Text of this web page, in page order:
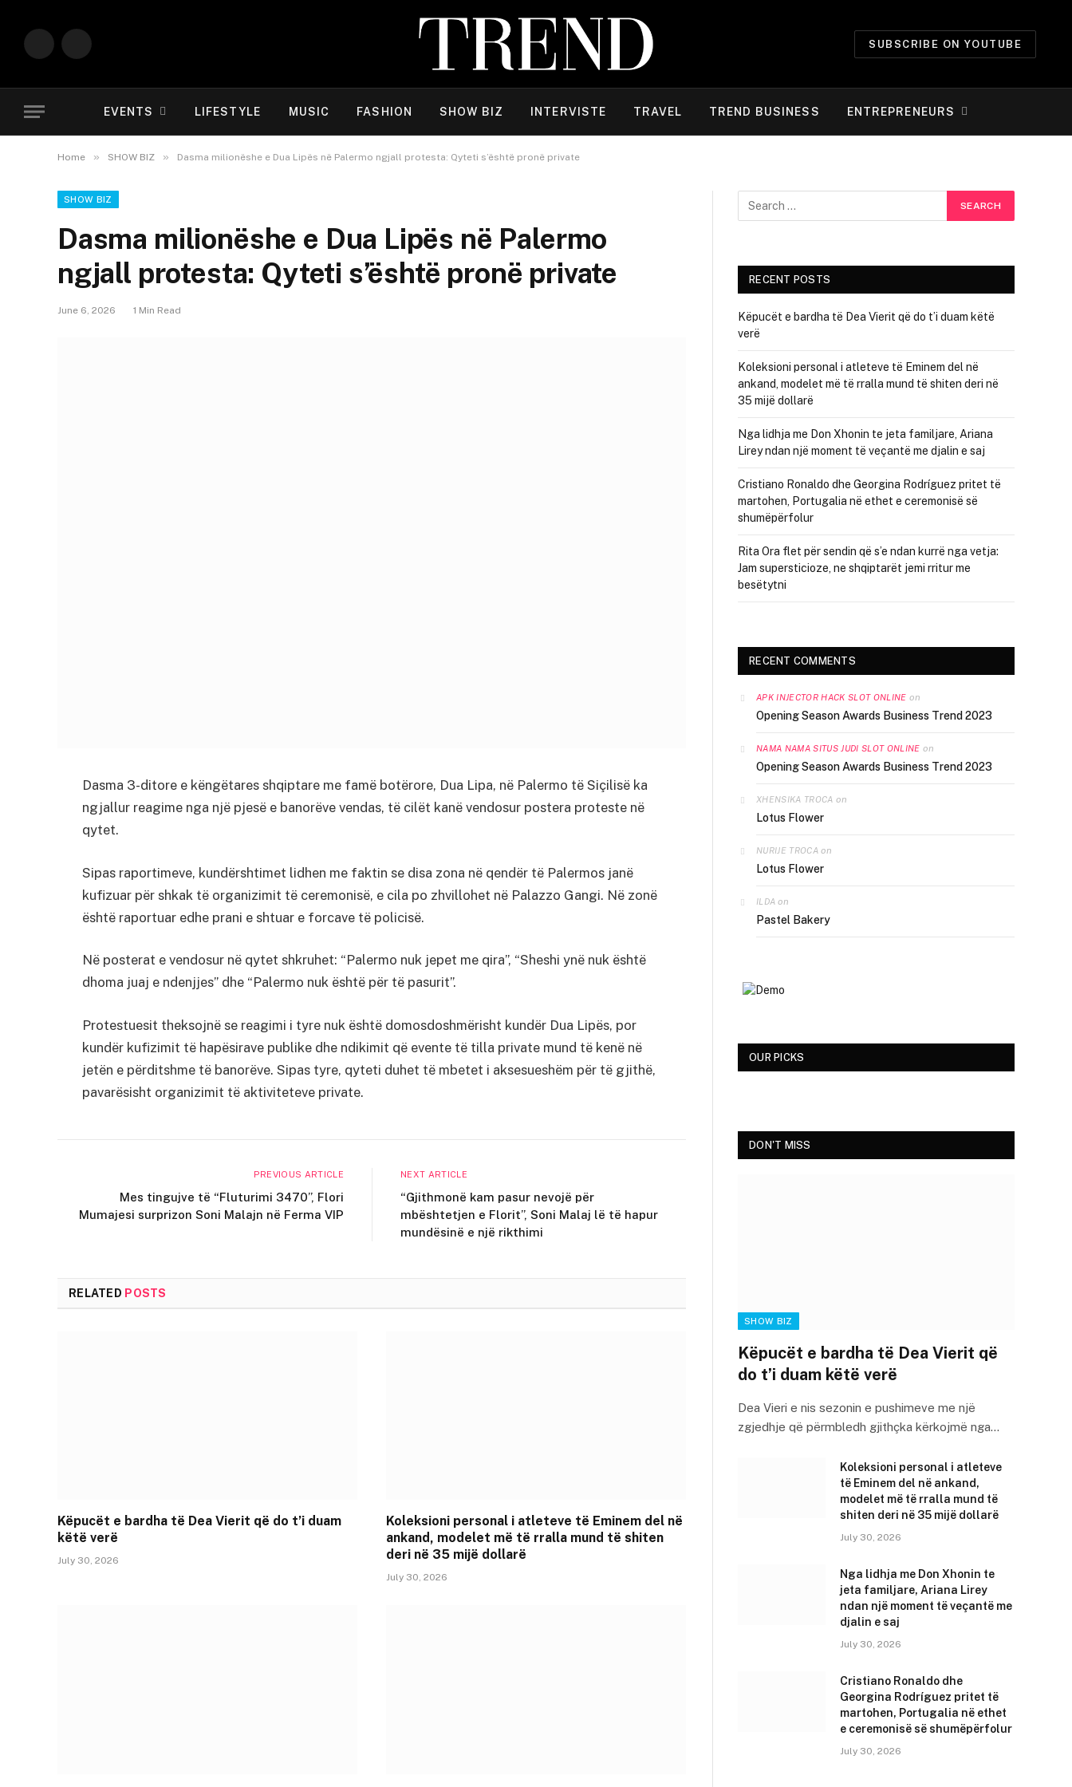
InstagramYouTube
SUBSCRIBE ON YOUTUBE
EVENTS LIFESTYLE MUSIC FASHION SHOW BIZ INTERVISTE TRAVEL TREND BUSINESS ENTREPRENEURS
Home » SHOW BIZ » Dasma milionëshe e Dua Lipës në Palermo ngjall protesta: Qyteti s’është pronë private
SHOW BIZ
Dasma milionëshe e Dua Lipës në Palermo
ngjall protesta: Qyteti s’është pronë private
June 6, 2026 1 Min Read
Dasma 3-ditore e këngëtares shqiptare me famë botërore, Dua Lipa, në Palermo të Siçilisë ka
ngjallur reagime nga një pjesë e banorëve vendas, të cilët kanë vendosur postera proteste në
qytet.
Sipas raportimeve, kundërshtimet lidhen me faktin se disa zona në qendër të Palermos janë
kufizuar për shkak të organizimit të ceremonisë, e cila po zhvillohet në Palazzo Gangi. Në zonë
është raportuar edhe prani e shtuar e forcave të policisë.
Në posterat e vendosur në qytet shkruhet: “Palermo nuk jepet me qira”, “Sheshi ynë nuk është
dhoma juaj e ndenjjes” dhe “Palermo nuk është për të pasurit”.
Protestuesit theksojnë se reagimi i tyre nuk është domosdoshmërisht kundër Dua Lipës, por
kundër kufizimit të hapësirave publike dhe ndikimit që evente të tilla private mund të kenë në
jetën e përditshme të banorëve. Sipas tyre, qyteti duhet të mbetet i aksesueshëm për të gjithë,
pavarësisht organizimit të aktiviteteve private.
PREVIOUS ARTICLE
Mes tingujve të “Fluturimi 3470”, Flori
Mumajesi surprizon Soni Malajn në Ferma VIP
NEXT ARTICLE
“Gjithmonë kam pasur nevojë për
mbështetjen e Florit”, Soni Malaj lë të hapur
mundësinë e një rikthimi
RELATED POSTS
Këpucët e bardha të Dea Vierit që do t’i duam
këtë verë
July 30, 2026
Koleksioni personal i atleteve të Eminem del në
ankand, modelet më të rralla mund të shiten
deri në 35 mijë dollarë
July 30, 2026
RECENT POSTS
Këpucët e bardha të Dea Vierit që do t’i duam këtë
verë
Koleksioni personal i atleteve të Eminem del në
ankand, modelet më të rralla mund të shiten deri në
35 mijë dollarë
Nga lidhja me Don Xhonin te jeta familjare, Ariana
Lirey ndan një moment të veçantë me djalin e saj
Cristiano Ronaldo dhe Georgina Rodríguez pritet të
martohen, Portugalia në ethet e ceremonisë së
shumëpërfolur
Rita Ora flet për sendin që s’e ndan kurrë nga vetja:
Jam supersticioze, ne shqiptarët jemi rritur me
besëtytni
RECENT COMMENTS
APK INJECTOR HACK SLOT ONLINE on
Opening Season Awards Business Trend 2023
NAMA NAMA SITUS JUDI SLOT ONLINE on
Opening Season Awards Business Trend 2023
XHENSIKA TROCA on
Lotus Flower
NURIJE TROCAon
Lotus Flower
ILDA on
Pastel Bakery
OUR PICKS
DON'T MISS
SHOW BIZ
Këpucët e bardha të Dea Vierit që
do t’i duam këtë verë
Dea Vieri e nis sezonin e pushimeve me një
zgjedhje që përmbledh gjithçka kërkojmë nga…
Koleksioni personal i atleteve
të Eminem del në ankand,
modelet më të rralla mund të
shiten deri në 35 mijë dollarë
July 30, 2026
Nga lidhja me Don Xhonin te
jeta familjare, Ariana Lirey
ndan një moment të veçantë me
djalin e saj
July 30, 2026
Cristiano Ronaldo dhe
Georgina Rodríguez pritet të
martohen, Portugalia në ethet
e ceremonisë së shumëpërfolur
July 30, 2026